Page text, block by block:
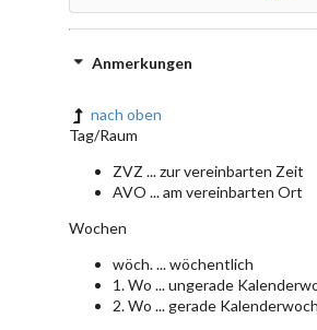
Anmerkungen
nach oben
Tag/Raum
ZVZ ... zur vereinbarten Zeit
AVO ... am vereinbarten Ort
Wochen
wöch. ... wöchentlich
1. Wo ... ungerade
2. Wo ... gerade